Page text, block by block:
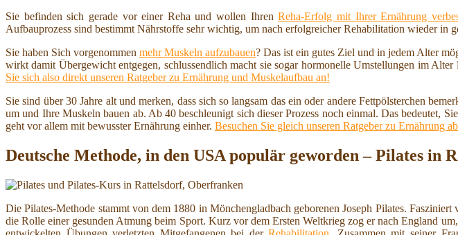
Sie befinden sich gerade vor einer Reha und wollen IhrenReha-Erfolg mit Ihrer Ernährung
Aufbauprozess sind bestimmt Nährstoffe sehr wichtig, um nach erfolgreicher Rehabilitation wieder in
Sie haben Sich vorgenommen mehr Muskeln aufzubauen? Das ist ein gutes Ziel und in jedem Alter
wirkt damit Übergewicht entgegen, schlussendlich macht sie sogar hormonelle Umstellungen im
Sie sich also direkt unseren Ratgeber zu Ernährung und Muskelaufbau an!
Sie sind über 30 Jahre alt und merken, dass sich so langsam das ein oder andere Fettpölsterchen
um und Ihre Muskeln bauen ab. Ab 40 beschleunigt sich dieser Prozess noch einmal. Das bedeutet,
geht vor allem mit bewusster Ernährung einher. Besuchen Sie gleich unseren Ratgeber zu Ernährung
Deutsche Methode, in den USA populär geworden – Pilates in
Die Pilates-Methode stammt von dem 1880 in Mönchengladbach geborenen Joseph Pilates.
die Rolle einer gesunden Atmung beim Sport. Kurz vor dem Ersten Weltkrieg zog er nach England